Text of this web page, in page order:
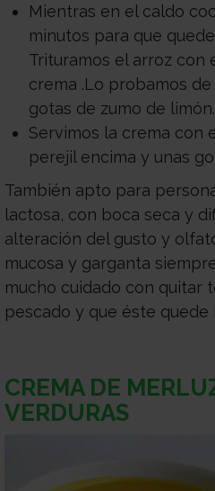
Mientras en el caldo
minutos para que
Trituramos el arroz con
crema .Lo probamos
gotas de zumo de limón.
Servimos la crema con
perejil encima y unas
También apto para
lactosa, con boca seca y
alteración del gusto y
mucosa y garganta
mucho cuidado con quitar
pescado y que éste
CREMA DE
VERDURAS